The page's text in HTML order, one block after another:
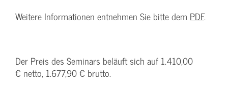
Weitere Informationen entnehmen Sie bitte dem PDF.
Der Preis des Seminars beläuft sich auf 1.410,00
€ netto, 1.677,90 € brutto.